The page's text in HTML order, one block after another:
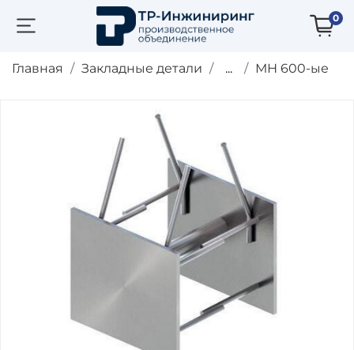
0
Главная Закладные детали ... МН 600-ые